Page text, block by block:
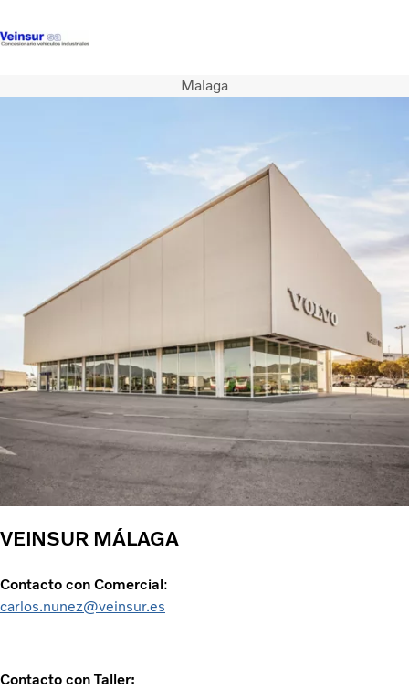
Camiones
Malaga
VEINSUR MÁLAGA
Contacto con Comercial:
carlos.nunez@veinsur.es
Contacto con Taller: